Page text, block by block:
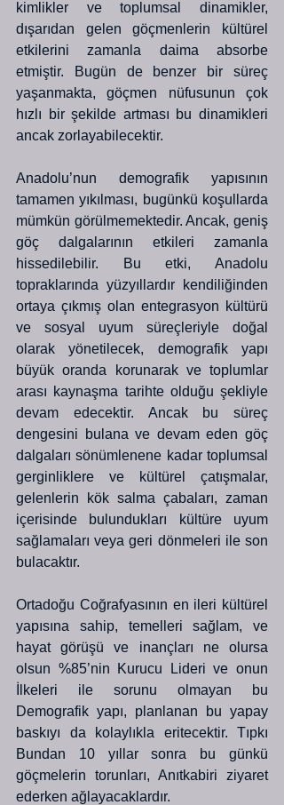
kimlikler ve toplumsal dinamikler,
dışarıdan gelen göçmenlerin kültürel
etkilerini zamanla daima absorbe
etmiştir. Bugün de benzer bir süreç
yaşanmakta, göçmen nüfusunun çok
hızlı bir şekilde artması bu dinamikleri
ancak zorlayabilecektir.
Anadolu’nun demografik yapısının
tamamen yıkılması, bugünkü koşullarda
mümkün görülmemektedir. Ancak, geniş
göç dalgalarının etkileri zamanla
hissedilebilir. Bu etki, Anadolu
topraklarında yüzyıllardır kendiliğinden
ortaya çıkmış olan entegrasyon kültürü
ve sosyal uyum süreçleriyle doğal
olarak yönetilecek, demografik yapı
büyük oranda korunarak ve toplumlar
arası kaynaşma tarihte olduğu şekliyle
devam edecektir. Ancak bu süreç
dengesini bulana ve devam eden göç
dalgaları sönümlenene kadar toplumsal
gerginliklere ve kültürel çatışmalar,
gelenlerin kök salma çabaları, zaman
içerisinde bulundukları kültüre uyum
sağlamaları veya geri dönmeleri ile son
bulacaktır.
Ortadoğu Coğrafyasının en ileri kültürel
yapısına sahip, temelleri sağlam, ve
hayat görüşü ve inançları ne olursa
olsun %85’nin Kurucu Lideri ve onun
İlkeleri ile sorunu olmayan bu
Demografik yapı, planlanan bu yapay
baskıyı da kolaylıkla eritecektir. Tıpkı
Bundan 10 yıllar sonra bu günkü
göçmelerin torunları, Anıtkabiri ziyaret
ederken ağlayacaklardır.